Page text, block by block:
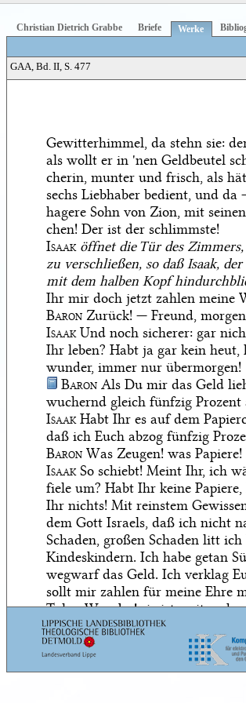
Christian Dietrich Grabbe Briefe Werke
GAA, Bd. II, S. 477
Gewitterhimmel, da stehn sie:
als wollt er in 'nen Geldbeutel
cherin, munter und frisch, als
sechs Liebhaber bedient, und
hagere Sohn von Zion, mit
chen! Der ist der schlimmste!
Isaaköffnet die Tür des
zu verschließen, so daß Isaak,
mit dem halben Kopf
Ihr mir doch jetzt zahlen meine
Baron Zurück! — Freund,
IsaakUnd noch sicherer: gar
Ihr leben? Habt ja gar kein heut,
wunder, immer nur übermorgen!
Baron Als Du mir das Geld
wuchernd gleich fünfzig Prozent
IsaakHabt Ihr es auf dem
daß ich Euch abzog fünfzig
Baron Was Zeugen! was
IsaakSo schiebt! Meint Ihr, ich
fiele um? Habt Ihr keine Papiere,
Ihr nichts! Mit reinstem
dem Gott Israels, daß ich nicht
Schaden, großen Schaden litt
Kindeskindern. Ich habe getan
wegwarf das Geld. Ich verklag
sollt mir zahlen für meine Ehre
Taler. Wunder! sie ist weit mehr
billig mit der Ehre!
BaronFort, oder ich
IsaakSchön, Herr Baron, recht
Gesicht! — Aber gebt mir mein